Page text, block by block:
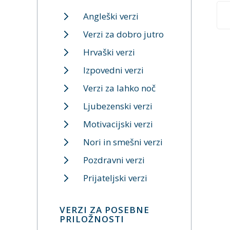
Angleški verzi
Verzi za dobro jutro
Hrvaški verzi
Izpovedni verzi
Verzi za lahko noč
Ljubezenski verzi
Motivacijski verzi
Nori in smešni verzi
Pozdravni verzi
Prijateljski verzi
VERZI ZA POSEBNE
PRILOŽNOSTI